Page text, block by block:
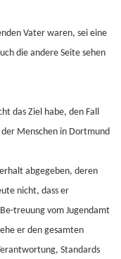
Vater waren, sei eine
die andere Seite sehen
das Ziel habe, den Fall
Menschen in Dortmund
abgegeben, deren
nicht, dass er
treuung vom Jugendamt
er den gesamten
Standards